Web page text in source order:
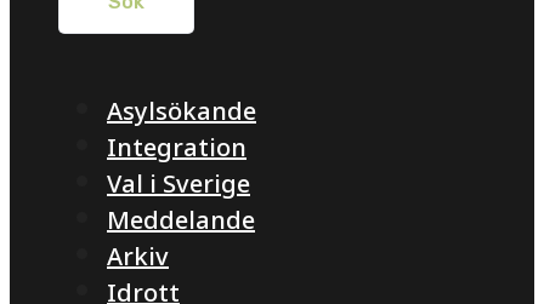
Asylsökande
Integration
Val i Sverige
Meddelande
Arkiv